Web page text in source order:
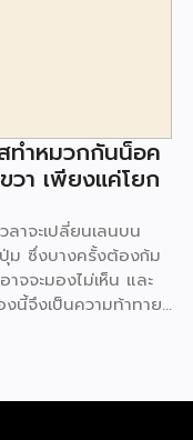
ทำหมวกกันน็อค
วา เพียงแค่โยก
าจะเปลี่ยนเลนบน
ม ซึ่งบางครั้งต้องก้ม
จจะมองไม่เห็น และ
งนี้จึงเป็นความท้าทาย
รากฏขึ้น แจ้งให้ผู้ขับ